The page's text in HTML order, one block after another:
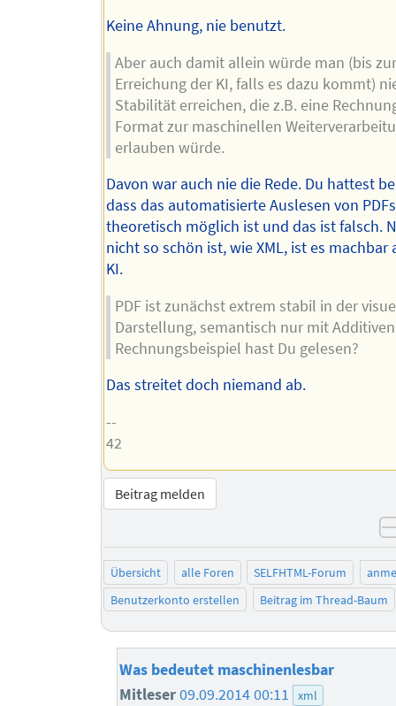
Keine Ahnung, nie benutzt.
Aber auch damit allein würde man (bis zur
Erreichung der KI, falls es dazu kommt)
Stabilität erreichen, die z.B. eine
Format zur maschinellen
erlauben würde.
Davon war auch nie die Rede. Du hattest
dass das automatisierte Auslesen von
theoretisch möglich ist und das ist falsch.
nicht so schön ist, wie XML, ist es machbar
KI.
PDF ist zunächst extrem stabil in der
Darstellung, semantisch nur mit
Rechnungsbeispiel hast Du gelesen?
Das streitet doch niemand ab.
--
42
Beitrag melden
Übersicht alle Foren SELFHTML-Forum
Benutzerkonto erstellen
Beitrag im Thread-Baum
Was bedeutet maschinenlesbar
Mitleser09.09.2014 00:11 xml